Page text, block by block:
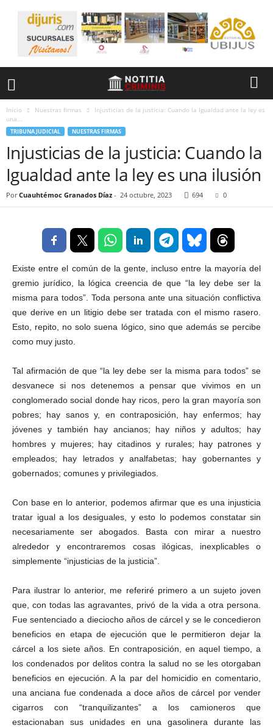
Inicio Nuestras firmas
Injusticias de la justicia: Cuando la Igualdad ante la ley es
una...
TRIBUNA JUDICIAL NUESTRAS FIRMAS
Injusticias de la justicia: Cuando la
Igualdad ante la ley es una ilusión
Por Cuauhtémoc Granados Díaz - 24 octubre, 2023 694 0
Existe entre el común de la gente, incluso entre la mayoría del
gremio jurídico, la lógica creencia de que “la ley debe ser la
misma para todos”. Toda persona ante una situación conflictiva
que derive en un litigio debe ser tratada con el mismo rasero.
Esto, repito, no solo suena lógico, sino que además se percibe
como muy justo.
Tal afirmación de que “la ley debe ser la misma para todos” se
desvanece si nos detenemos a pensar que vivimos en un
conglomerado social donde hay ricos, pero la gran mayoría son
pobres; hay sanos y, en contraposición, hay enfermos; hay
jóvenes y también hay ancianos; hay niños y adultos; hay
hombres y mujeres; hay citadinos y rurales; hay patrones y
empleados; hay letrados y analfabetas; hay gobernantes y
gobernados; comunes y privilegiados.
Con base en lo anterior, podemos afirmar que es una injusticia
tratar igual a los desiguales, y esto lo podemos constatar sin
necesariamente ser abogados. Basta con mirar a nuestro
alrededor y encontraremos cosas ilógicas, inexplicables o
simplemente “injusticias de la justicia”.
Para ilustrar lo anterior, me referiré primero a un sujeto joven
que, con todas las agravantes, privó de la vida a otra persona.
Fue sentenciado a dieciocho años de cárcel y se le concedieron
beneficios en etapa de ejecución que le permitieron dejar la
cárcel a los siete años. En contraposición, en aquel tiempo, a
los condenados por delitos contra la salud no se les otorgaban
beneficios en ejecución. A la par del homicidio en comentario,
una anciana fue condenada a doce años de cárcel por vender
cigarros con “tranquilizantes” a los camioneros que
estacionaban sus unidades en una gasolinera durante las